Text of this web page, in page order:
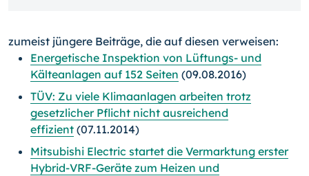
zumeist jüngere Beiträge, die auf diesen verweisen:
Energetische Inspektion von Lüftungs- und
Kälteanlagen auf 152 Seiten (09.08.2016)
TÜV: Zu viele Klimaanlagen arbeiten trotz
gesetzlicher Pflicht nicht ausreichend
effizient (07.11.2014)
Mitsubishi Electric startet die Vermarktung erster
Hybrid-VRF-Geräte zum Heizen und